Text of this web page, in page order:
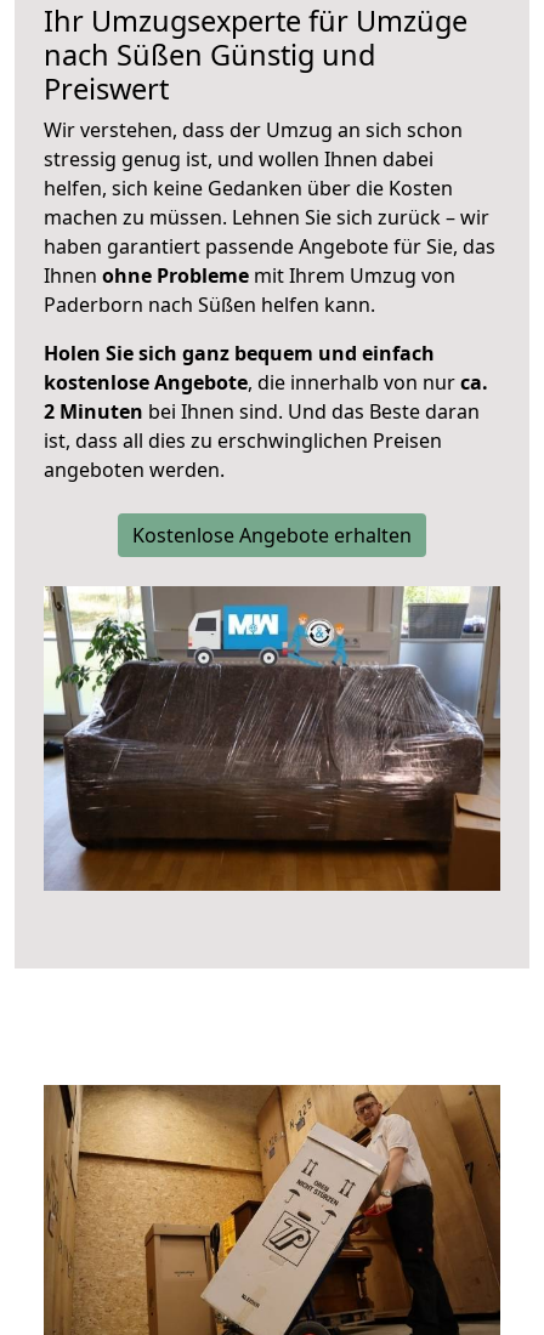
Ihr Umzugsexperte für Umzüge
nach Süßen Günstig und
Preiswert
Wir verstehen, dass der Umzug an sich schon
stressig genug ist, und wollen Ihnen dabei
helfen, sich keine Gedanken über die Kosten
machen zu müssen. Lehnen Sie sich zurück – wir
haben garantiert passende Angebote für Sie, das
Ihnen ohne Probleme mit Ihrem Umzug von
Paderborn nach Süßen helfen kann.
Holen Sie sich ganz bequem und einfach
kostenlose Angebote, die innerhalb von nurca.
2 Minuten bei Ihnen sind. Und das Beste daran
ist, dass all dies zu erschwinglichen Preisen
angeboten werden.
Kostenlose Angebote erhalten